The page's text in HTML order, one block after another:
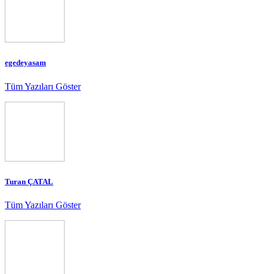
egedeyasam
Tüm Yazıları Göster
Turan ÇATAL
Tüm Yazıları Göster